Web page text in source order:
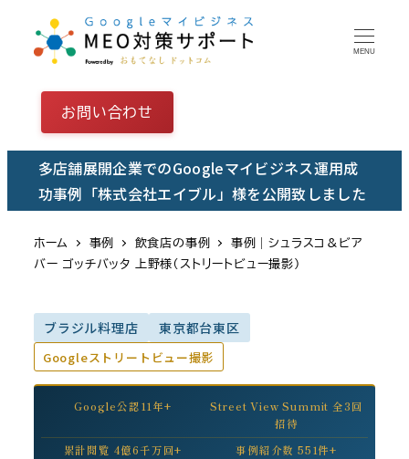
テ
MENU
お問い合わせ
多店舗展開企業でのGoogleマイビジネス運用成
功事例「株式会社エイブル」様を公開致しました
ホーム 事例 飲食店の事例
事例｜シュラスコ＆ビア
バー ゴッチバッタ 上野様（ストリートビュー撮影）
ブラジル料理店 東京都台東区
Googleストリートビュー撮影
Google公認11年+
Street View Summit 全3回
招待
累計閲覧 4億6千万回+
事例紹介数 551件+